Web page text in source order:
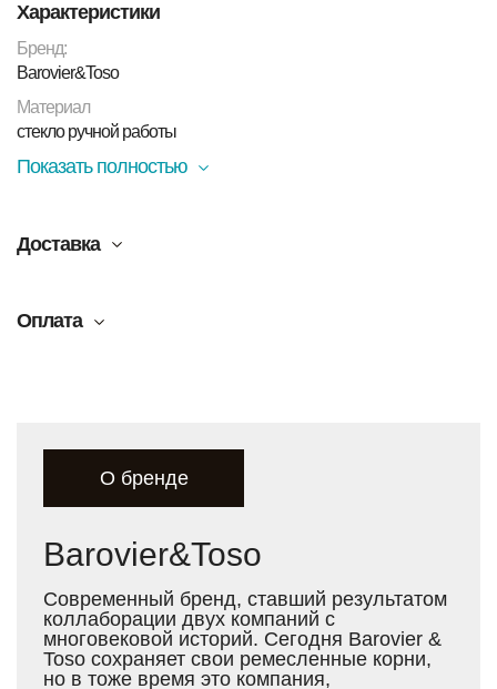
Характеристики
Бренд:
Barovier&Toso
Материал
стекло ручной работы
Показать полностью
Доставка
Оплата
О бренде
Barovier&Toso
Современный бренд, ставший результатом
коллаборации двух компаний с
многовековой историй. Сегодня Barovier &
Toso сохраняет свои ремесленные корни,
но в тоже время это компания,